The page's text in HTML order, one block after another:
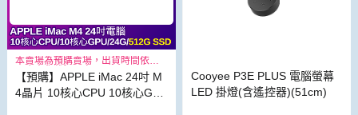
本賣場為預購賣場，出貨時間依照
原廠出貨狀況而定2024/11/07 18:0
【預購】APPLE iMac 24吋 M
4晶片 10核心CPU 10核心GP
Cooyee P3E PLUS 電腦螢幕
LED 掛燈(含遙控器)(51cm)